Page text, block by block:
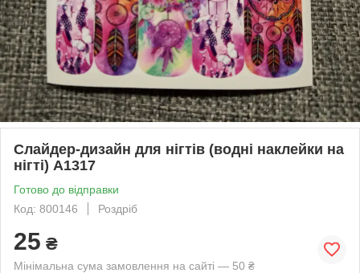
Слайдер-дизайн для нігтів (водні наклейки на
нігті) A1317
Готово до відправки
Код: 800146
Роздріб
25 ₴
Мінімальна сума замовлення на сайті — 50 ₴